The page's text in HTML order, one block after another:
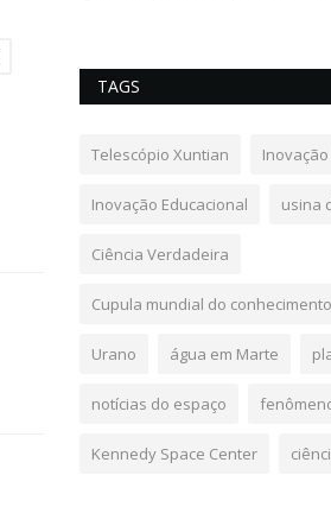
TAGS
Telescópio Xuntian
Inovação Educacional usina
Ciência Verdadeira
Cupula mundial do conhecimento
Urano água em Marte
notícias do espaço
Kennedy Space Center